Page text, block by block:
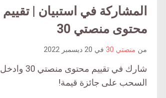
المشاركة في استبيان | تقييم
محتوى منصتي 30
من منصتي 30 في 20 ديسمبر 2022
شارك في تقييم محتوى منصتي 30 وادخل
السحب على جائزة قيمة!